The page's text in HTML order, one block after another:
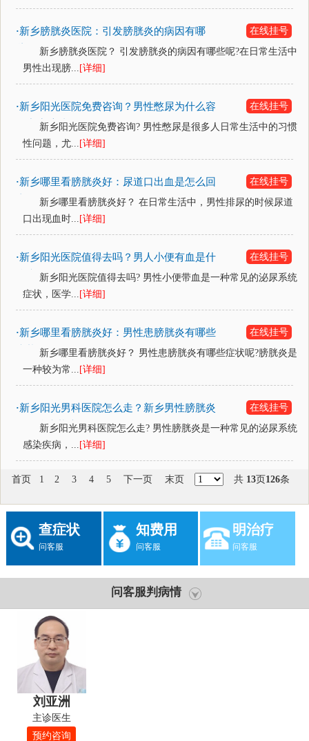
·新乡膀胱炎医院：引发膀胱炎的病因有哪
在线挂号
新乡膀胱炎医院？ 引发膀胱炎的病因有哪些呢?在日常生活中
男性出现膀... [详细]
·新乡阳光医院免费咨询？男性憋尿为什么容
易产生膀胱炎？
在线挂号
新乡阳光医院免费咨询? 男性憋尿是很多人日常生活中的习惯
性问题，尤... [详细]
·新乡哪里看膀胱炎好：尿道口出血是怎么回
在线挂号
新乡哪里看膀胱炎好？ 在日常生活中，男性排尿的时候尿道
口出现血时... [详细]
·新乡阳光医院值得去吗？男人小便有血是什
么病？
在线挂号
新乡阳光医院值得去吗? 男性小便带血是一种常见的泌尿系统
症状，医学... [详细]
·新乡哪里看膀胱炎好：男性患膀胱炎有哪些
症状？
在线挂号
新乡哪里看膀胱炎好？ 男性患膀胱炎有哪些症状呢?膀胱炎是
一种较为常... [详细]
·新乡阳光男科医院怎么走？新乡男性膀胱炎
是什么症状表现？
在线挂号
新乡阳光男科医院怎么走? 男性膀胱炎是一种常见的泌尿系统
感染疾病，... [详细]
首页 1 2 3 4 5 下一页 末页 共 13页126条
查症状
问客服
知费用
问客服
明治疗
问客服
问客服判病情
刘亚洲
主诊医生
预约咨询